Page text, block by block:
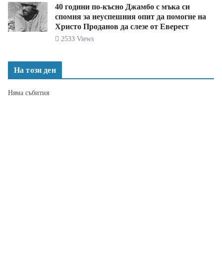
40 години по-късно Джамбо с мъка си
спомня за неуспешния опит да помогне на
Христо Проданов да слезе от Еверест
2533 Views
На този ден
Няма събития